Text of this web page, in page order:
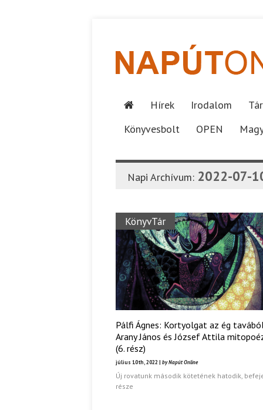
Hírek Irodalom
Könyvesbolt
OPEN
Napi Archívum: 2022-07-
KönyvTár
Pálfi Ágnes: Kortyolgat az ég
Arany János és József Attila
(6. rész)
július 10th, 2022 | by Napút Online
Új rovatunk második kötetének hatodik,
része